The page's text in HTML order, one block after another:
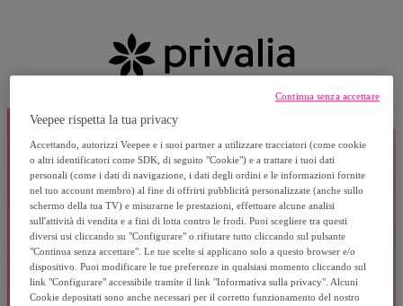
Veepee rispetta la tua privacy
Accettando, autorizzi Veepee e i suoi partner a utilizzare tracciatori (come cookie
o altri identificatori come SDK, di seguito "Cookie") e a trattare i tuoi dati
personali (come i dati di navigazione, i dati degli ordini e le informazioni fornite
nel tuo account membro) al fine di offrirti pubblicità personalizzate (anche sullo
schermo della tua TV) e misurarne le prestazioni, effettuare alcune analisi
sull'attività di vendita e a fini di lotta contro le frodi. Puoi scegliere tra questi
diversi usi cliccando su "Configurare" o rifiutare tutto cliccando sul pulsante
"Continua senza accettare". Le tue scelte si applicano solo a questo browser e/o
dispositivo. Puoi modificare le tue preferenze in qualsiasi momento cliccando sul
link "Configurare" accessibile tramite il link "Informativa sulla privacy". Alcuni
Cookie depositati sono anche necessari per il corretto funzionamento del nostro
Continua senza accettare